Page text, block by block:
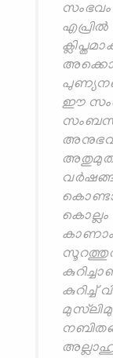
സംഭവം
ഈ
കുറിച്ച്